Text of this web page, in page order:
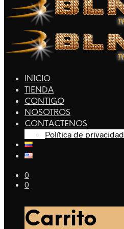
INICIO
TIENDA
CONTIGO
NOSOTROS
CONTACTENOS
Política de privacidad
0
0
Carrito